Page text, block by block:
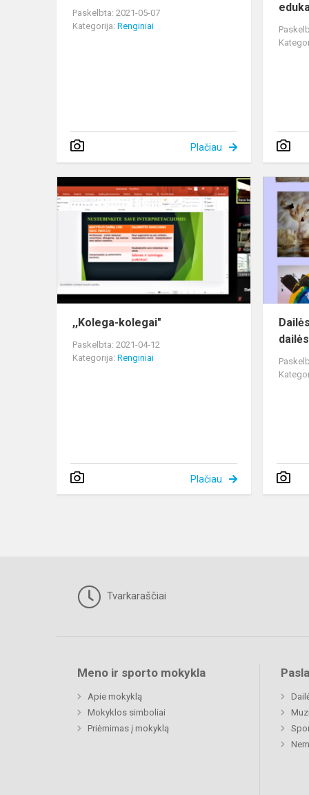
Paskelbta: 2021-05-07
Kategorija: Renginiai
Plačiau
,,Kolega-
kolegai"
,,Kolega-kolegai"
Paskelbta: 2021-04-12
Kategorija: Renginiai
Plačiau
Tvarkaraščiai
Meno ir sporto mokykla
Apie mokyklą
Mokyklos simboliai
Priėmimas į mokyklą